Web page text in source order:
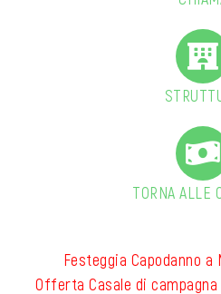
TORNA ALLE
Festeggia Capodanno
Offerta Casale di